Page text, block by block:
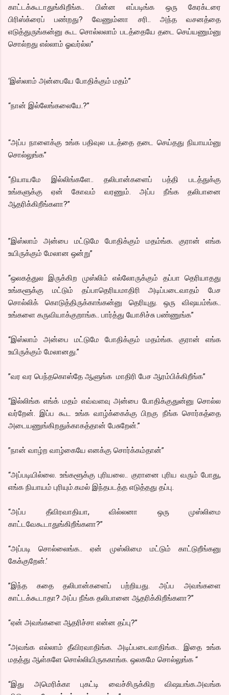
காட்டக்கூடாதுங்கிறீங்க.. பின்ன எப்படிங்க ஒரு கேரக்டரை
பிரிஸ்க்ரைப் பண்றது? வேணும்னா சரி.. அந்த வசனத்தை
எடுத்துருங்கன்னு கூட சொல்லலாம் படத்தையே தடை செய்யணும்னு
சொல்றது எல்லாம் ஓவர்ல்ல”
‘இஸ்லாம் அன்பையே போதிக்கும் மதம்”
“நான் இல்லேங்கலையே.?”
“அப்ப நாளைக்கு உங்க பதிவுல படத்தை தடை செய்தது நியாயம்னு
சொல்லுங்க”
“நியாயமே இல்லிங்களே.. தலிபான்களைப் பத்தி படத்துக்கு
உங்களுக்கு ஏன் கோவம் வரணும். அப்ப நீங்க தலிபானை
ஆதரிக்கிறீங்களா?”
”இஸ்லாம் அன்பை மட்டுமே போதிக்கும் மதம்ங்க. குரான் எங்க
உயிருக்கும் மேலான ஒன்று”
“ஒலகத்துல இருக்கிற முஸ்லிம் எல்லோருக்கும் தப்பா தெரியாதது
உங்களூக்கு மட்டும் தப்பாதெரியமாதிரி அடிப்படைவாதம் பேச
சொல்லிக் கொடுத்திருக்காங்கன்னு தெரியுது. ஒரு விஷயம்ங்க..
உங்களை கருவியாக்குறாங்க.. பார்த்து யோசிச்சு பண்ணுங்க”
“இஸ்லாம் அன்பை மட்டுமே போதிக்கும் மதம்ங்க. குரான் எங்க
உயிருக்கும் மேலானது.”
”வர வர பெந்தகொஸ்தே ஆளுங்க மாதிரி பேச ஆரம்பிக்கிறீங்க”
“இல்லிங்க எங்க் மதம் எவ்வளவு அன்பை போதிக்குதுன்னு சொல்ல
வர்றேன். இப்ப கூட உங்க வாழ்க்கைக்கு பிறகு நீங்க சொர்கத்தை
அடையணுங்கிறதுக்காகத்தான் பேசுறேன்.”
”நான் வாழ்ற வாழ்கையே எனக்கு சொர்க்கம்தான்”
“அப்படியில்லை. உங்களூக்கு புரியலை.. குரானை புரிய வரும் போது,
எங்க நியாயம் புரியும்.கமல் இந்தபடத்த எடுத்தது தப்பு.
“அப்ப தீவிரவாதியா, வில்லனா ஒரு முஸ்லிமை
காட்டவேகூடாதுங்கிறீங்களா?”
“அப்படி சொல்லைங்க.. ஏன் முஸ்லிமை மட்டும் காட்டுறீங்கனு
கேக்குறேன்.’
”இந்த கதை தலிபான்களைப் பற்றியது. அப்ப அவங்களை
காட்டக்கூடாதா? அப்ப நீங்க தலிபானை ஆதரிக்கிறீங்களா?”
“ஏன் அவங்களை ஆதரிச்சா என்ன தப்பு?”
“அவங்க எல்லாம் தீவிரவாதிங்க. அடிப்படைவாதிங்க.. இதை உங்க
மதத்து ஆள்களே சொல்லியிருககாங்க. ஒலகமே சொல்லுங்க “
“இது அமெரிக்கா புகட்டி வைச்சிருக்கிற விஷயங்க.அவங்க